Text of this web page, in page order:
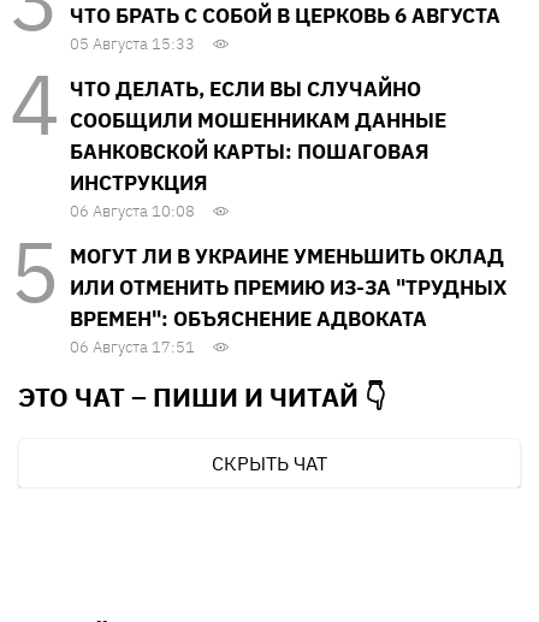
ЧТО БРАТЬ С СОБОЙ В ЦЕРКОВЬ 6 АВГУСТА
05 Августа 15:33
ЧТО ДЕЛАТЬ, ЕСЛИ ВЫ СЛУЧАЙНО
СООБЩИЛИ МОШЕННИКАМ ДАННЫЕ
БАНКОВСКОЙ КАРТЫ: ПОШАГОВАЯ
ИНСТРУКЦИЯ
06 Августа 10:08
МОГУТ ЛИ В УКРАИНЕ УМЕНЬШИТЬ ОКЛАД
ИЛИ ОТМЕНИТЬ ПРЕМИЮ ИЗ-ЗА "ТРУДНЫХ
ВРЕМЕН": ОБЪЯСНЕНИЕ АДВОКАТА
06 Августа 17:51
ЭТО ЧАТ – ПИШИ И ЧИТАЙ 👇
СКРЫТЬ ЧАТ